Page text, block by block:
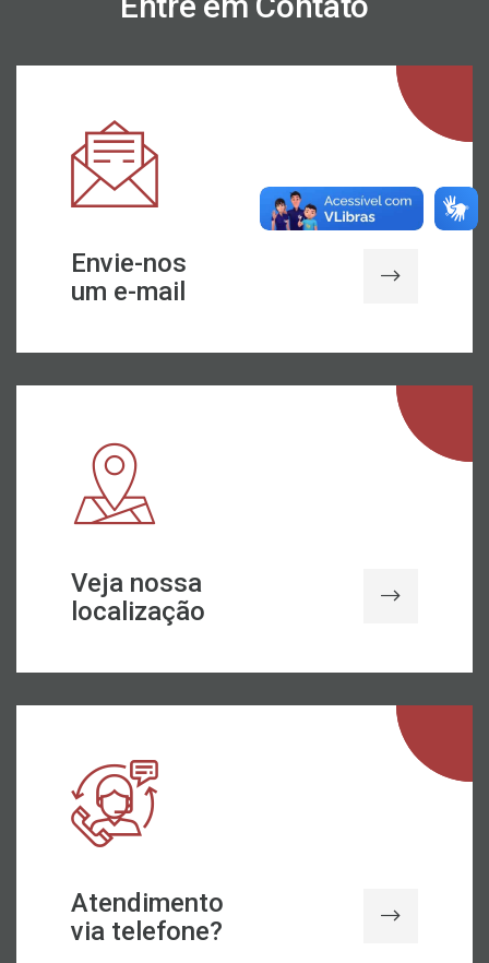
Envie-nos
um e-mail
Veja nossa
localização
Atendimento
via telefone?